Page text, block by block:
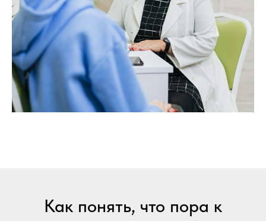
Как понять, что пора к